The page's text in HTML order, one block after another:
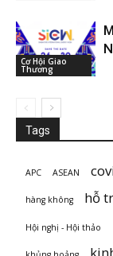
Cơ Hội Giao
Thương
Tags
APC ASEAN
hàng không hỗ
Hội nghị - Hội thảo